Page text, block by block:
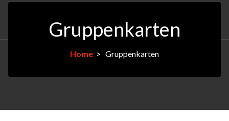
Gruppenkarten
Home > Gruppenkarten